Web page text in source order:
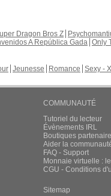
Dragon Bros Z
A República Gada Only
Jeunesse Romance Sexy -
COMMUNAUTÉ
Tutoriel du lecteur
Évènements IRL
Boutiques
Aider la
FAQ - Support
Monnaie virtuelle :
CGU - Conditions
Sitemap